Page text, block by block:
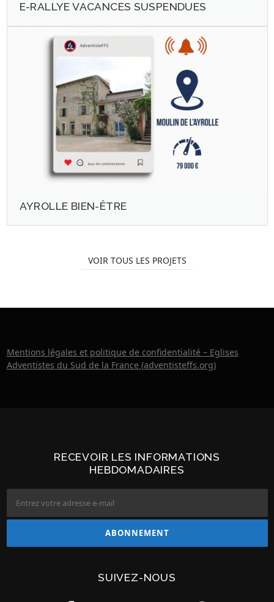
E-RALLYE VACANCES SUSPENDUES
AYROLLE BIEN-ÊTRE
VOIR TOUS LES PROJETS
Mentions légales et politique de confidentialité – Eglises
Adventistes du Sud de la France (adventisteffs.org)
RECEVOIR LES INFORMATIONS
HEBDOMADAIRES
SUIVEZ-NOUS